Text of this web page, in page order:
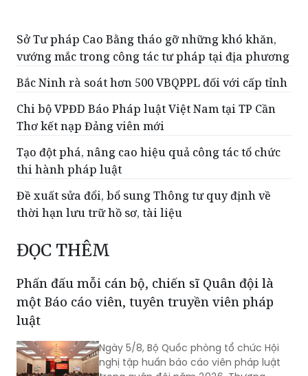
Sở Tư pháp Cao Bằng tháo gỡ những khó khăn,
vướng mắc trong công tác tư pháp tại địa phương
Bắc Ninh rà soát hơn 500 VBQPPL đối với cấp tỉnh
Chi bộ VPĐD Báo Pháp luật Việt Nam tại TP Cần
Thơ kết nạp Đảng viên mới
Tạo đột phá, nâng cao hiệu quả công tác tổ chức
thi hành pháp luật
Đề xuất sửa đổi, bổ sung Thông tư quy định về
thời hạn lưu trữ hồ sơ, tài liệu
ĐỌC THÊM
Phấn đấu mỗi cán bộ, chiến sĩ Quân đội là
một Báo cáo viên, tuyên truyền viên pháp
luật
Ngày 5/8, Bộ Quốc phòng tổ chức Hội
nghị tập huấn báo cáo viên pháp luật